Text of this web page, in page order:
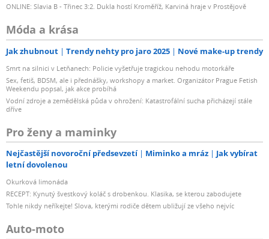
ONLINE: Slavia B - Třinec 3:2. Dukla hostí Kroměříž, Karviná hraje v Prostějově
Móda a krása
Jak zhubnout Trendy nehty pro jaro 2025 Nové make-up trendy
Smrt na silnici v Letňanech: Policie vyšetřuje tragickou nehodu motorkáře
Sex, fetiš, BDSM, ale i přednášky, workshopy a market. Organizátor Prague Fetish
Weekendu popsal, jak akce probíhá
Vodní zdroje a zemědělská půda v ohrožení: Katastrofální sucha přicházejí stále
dříve
Pro ženy a maminky
Nejčastější novoroční předsevzetí Miminko a mráz
Jak vybírat
letní dovolenou
Okurková limonáda
RECEPT: Kynutý švestkový koláč s drobenkou. Klasika, se kterou zabodujete
Tohle nikdy neříkejte! Slova, kterými rodiče dětem ubližují ze všeho nejvíc
Auto-moto